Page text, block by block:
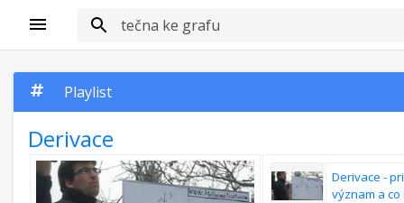
Playlist
Derivace
Derivace -
význam a